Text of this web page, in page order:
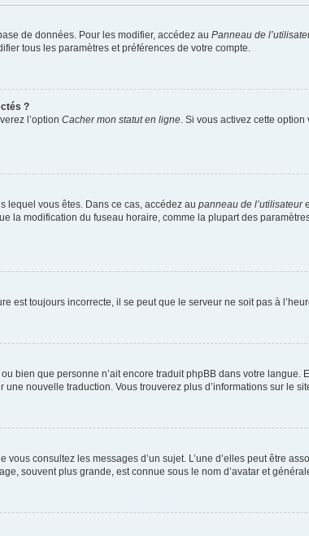
de données. Pour les modifier, accédez au Panneau de
tous les paramètres et préférences de votre compte.
?
l’option Cacher mon statut en ligne . Si vous activez cette
lequel vous êtes. Dans ce cas, accédez au panneau de l’utilisateur
la modification du fuseau horaire, comme la plupart des
est toujours incorrecte, il se peut que le serveur ne soit pas à
bien que personne n’ait encore traduit phpBB dans votre
nouvelle traduction. Vous trouverez plus d’informations sur le
consultez les messages d’un sujet. L’une d’elles peut être
souvent plus grande, est connue sous le nom d’avatar et